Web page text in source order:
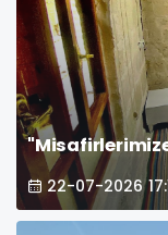
22-07-2026